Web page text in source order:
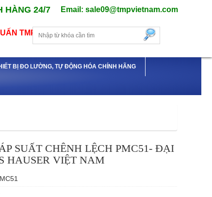
HÀNG 24/7
TMP
Email: sale09@tmpvietnam.com
BỊ ĐO LƯỜNG, TỰ ĐỘNG HÓA CHÍNH HÃNG
SUẤT CHÊNH LỆCH PMC51- ĐẠI
HAUSER VIỆT NAM